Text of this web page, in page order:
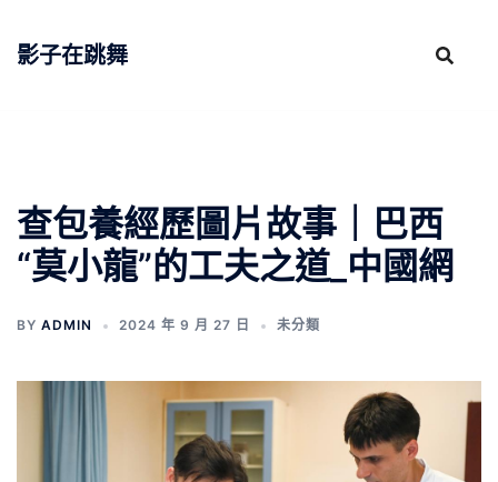
影子在跳舞
查包養經歷圖片故事｜巴西
“莫小龍”的工夫之道_中國網
BY ADMIN 2024 年 9 月 27 日 未分類